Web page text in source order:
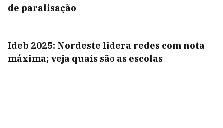
de paralisação
Ideb 2025: Nordeste lidera redes com nota
máxima; veja quais são as escolas